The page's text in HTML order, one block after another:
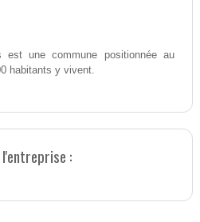
est une commune positionnée au
habitants y vivent.
: